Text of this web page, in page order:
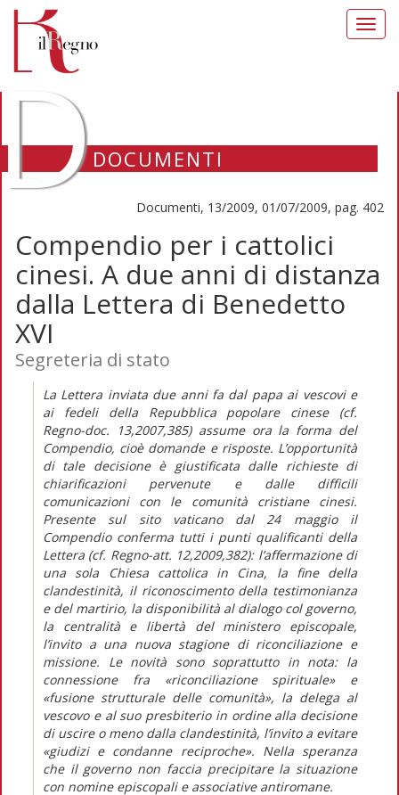
DOCUMENTI
Documenti, 13/2009, 01/07/2009, pag. 402
Compendio per i cattolici
cinesi. A due anni di distanza
dalla Lettera di Benedetto
XVI
Segreteria di stato
La Lettera inviata due anni fa dal papa ai vescovi e
ai fedeli della Repubblica popolare cinese (cf.
Regno-doc. 13,2007,385) assume ora la forma del
Compendio, cioè domande e risposte. L’opportunità
di tale decisione è giustificata dalle richieste di
chiarificazioni pervenute e dalle difficili
comunicazioni con le comunità cristiane cinesi.
Presente sul sito vaticano dal 24 maggio il
Compendio conferma tutti i punti qualificanti della
Lettera (cf. Regno-att. 12,2009,382): l’affermazione di
una sola Chiesa cattolica in Cina, la fine della
clandestinità, il riconoscimento della testimonianza
e del martirio, la disponibilità al dialogo col governo,
la centralità e libertà del ministero episcopale,
l’invito a una nuova stagione di riconciliazione e
missione. Le novità sono soprattutto in nota: la
connessione fra «riconciliazione spirituale» e
«fusione strutturale delle comunità», la delega al
vescovo e al suo presbiterio in ordine alla decisione
di uscire o meno dalla clandestinità, l’invito a evitare
«giudizi e condanne reciproche». Nella speranza
che il governo non faccia precipitare la situazione
con nomine episcopali e associative antiromane.